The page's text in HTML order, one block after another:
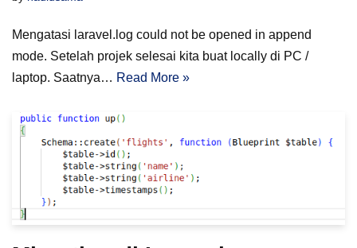
Mengatasi laravel.log could not be opened in append
mode. Setelah projek selesai kita buat locally di PC /
laptop. Saatnya… Read More »